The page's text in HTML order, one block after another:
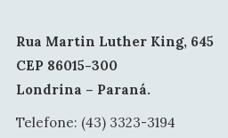
Rua Martin Luther King, 645
CEP 86015-300
Londrina – Paraná.
Telefone: (43) 3323-3194